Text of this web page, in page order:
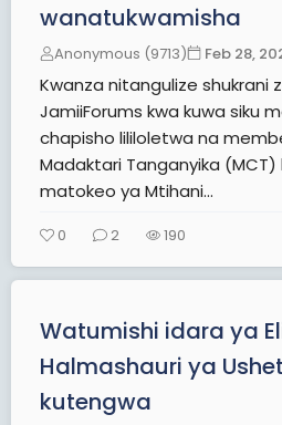
wanatukwamisha
Anonymous (9713) Feb 28,
Kwanza nitangulize shukrani
JamiiForums kwa kuwa siku
chapisho lililoletwa na
Madaktari Tanganyika
matokeo ya Mtihani...
0 2 190
Watumishi idara ya
Halmashauri ya
kutengwa